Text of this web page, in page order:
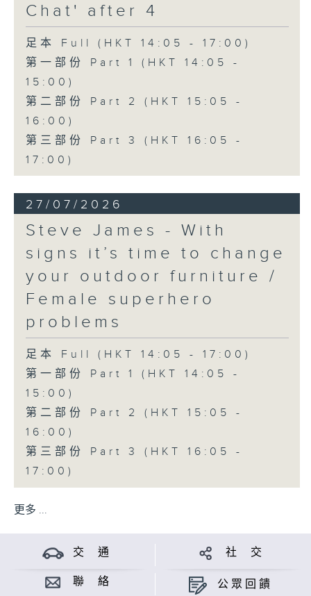
Chat' after 4
足本 Full (HKT 14:05 - 17:00)
第一部份 Part 1 (HKT 14:05 -
15:00)
第二部份 Part 2 (HKT 15:05 -
16:00)
第三部份 Part 3 (HKT 16:05 -
17:00)
27/07/2026
Steve James - With
signs it’s time to change
your outdoor furniture /
Female superhero
problems
足本 Full (HKT 14:05 - 17:00)
第一部份 Part 1 (HKT 14:05 -
15:00)
第二部份 Part 2 (HKT 15:05 -
16:00)
第三部份 Part 3 (HKT 16:05 -
17:00)
更多 ...
交 通 社 交
聯 絡 公眾回饋